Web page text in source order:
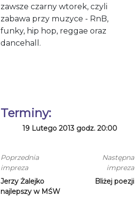
zawsze czarny wtorek, czyli
zabawa przy muzyce - RnB,
funky, hip hop, reggae oraz
dancehall.
Terminy:
19 Lutego 2013 godz. 20:00
Poprzednia
impreza
Jerzy Żalejko
najlepszy w MŚW
Następna
impreza
Bliżej poezji